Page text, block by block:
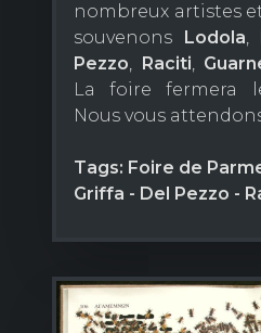
nombreux artistes
souvenons
Lodola,
Pezzo, Raciti,
La foire fermera
Nous vous
Tags: Foire de
Griffa - Del Pezzo -